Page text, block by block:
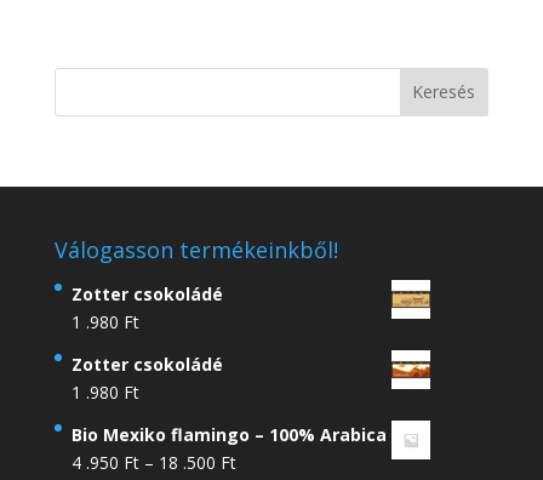
Válogasson termékeinkből!
Zotter csokoládé
1 .980 Ft
Zotter csokoládé
1 .980 Ft
Bio Mexiko flamingo – 100% Arabica
4 .950 Ft – 18 .500 FtÁrtartomány: